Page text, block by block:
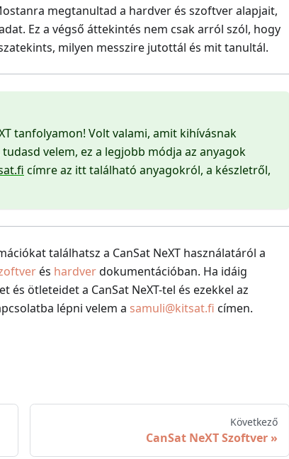
megtanultad a hardver és szoftver alapjait,
Ez a végső áttekintés nem csak arról szól, hogy
milyen messzire jutottál és mit tanultál.
tanfolyamon! Volt valami, amit kihívásnak
velem, ez a legjobb módja az anyagok
címre az itt található anyagokról, a készletről,
találhatsz a CanSat NeXT használatáról a
és hardverdokumentációban. Ha idáig
ötleteidet a CanSat NeXT-tel és ezekkel az
lépni velem a samuli@kitsat.fi címen.
Következő
CanSat NeXT Szoftver